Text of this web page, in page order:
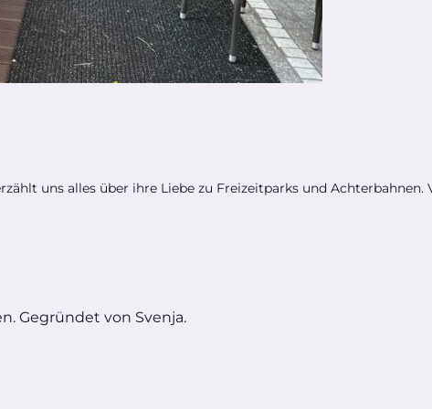
uns alles über ihre Liebe zu Freizeitparks und Achterbahnen.
Gegründet von Svenja.